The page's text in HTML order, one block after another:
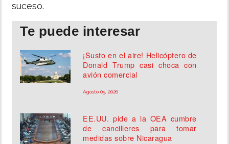
suceso.
Te puede interesar
¡Susto en el aire! Helicóptero de
Donald Trump casi choca con
avión comercial
Agosto 05, 2026
EE.UU. pide a la OEA cumbre
de cancilleres para tomar
medidas sobre Nicaragua